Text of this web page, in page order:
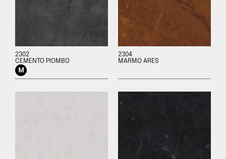
2302
CEMENTO PIOMBO
2304
MARMO ARES